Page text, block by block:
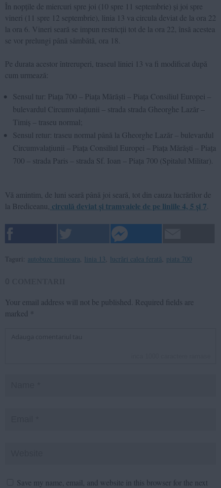
În nopțile de miercuri spre joi (10 spre 11 septembrie) și joi spre
vineri (11 spre 12 septembrie), linia 13 va circula deviat de la ora 22
la ora 6. Vineri seară se impun restricții tot de la ora 22, însă acestea
se vor prelungi până sâmbătă, ora 18.
Pe durata acestor întreruperi, traseul liniei 13 va fi modificat după
cum urmează:
Sensul tur: Piața 700 – Piața Mărăști – Piața Consiliul Europei –
bulevardul Circumvalațiunii – strada strada Gheorghe Lazăr –
Timiș – traseu normal;
Sensul retur: traseu normal până la Gheorghe Lazăr – bulevardul
Circumvalațiunii – Piața Consiliul Europei – Piața Mărăști – Piața
700 – strada Paris – strada Sf. Ioan – Piața 700 (Spitalul Militar).
Vă amintim, de luni seară până joi seară, tot din cauza lucrărilor de
la Brediceanu, circulă deviat și tramvaiele de pe liniile 4, 5 și 7
Taguri: autobuze timisoara linia 13 lucrări calea ferată piata 700
Your email address will not be published. Required fields are
marked *
Save my name, email, and website in this browser for the next